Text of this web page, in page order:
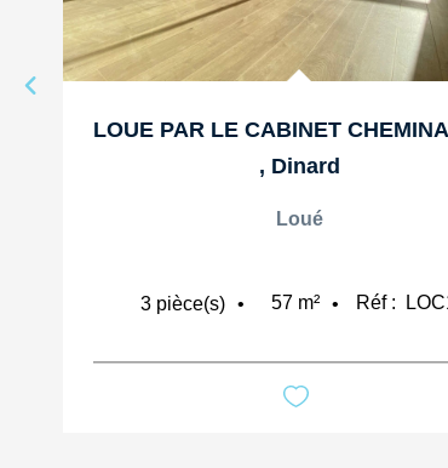
, Dinard
Loué
3 pièce(s) 57 m² Réf :